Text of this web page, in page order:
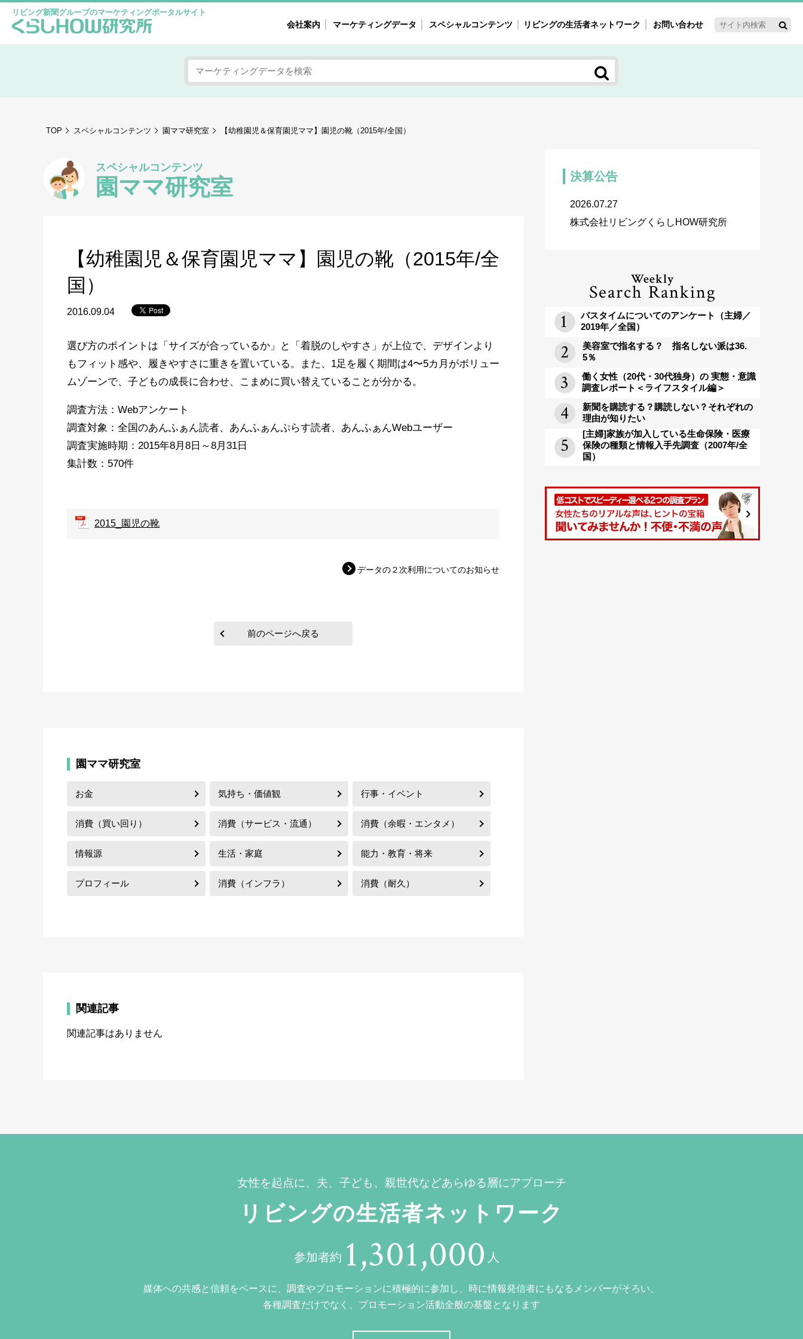
リビング新聞グループのマーケティングポータルサイト
会社案内 マーケティングデータ スペシャルコンテンツ
女性の気持ちと消費がリアルに見える
自主調査レポート
注目ターゲット・重点テーマ
40'ｓ～60'ｓマーケット研究室
リビングの生活者ネットワーク お問い合わせ
TOP スペシャルコンテンツ 園ママ研究室 【幼稚園児＆保育園児ママ】園児の靴（2015年/全国）
スペシャルコンテンツ
園ママ研究室
【幼稚園児＆保育園児ママ】園児の靴（2015年/全
国）
2016.09.04
選び方のポイントは「サイズが合っているか」と「着脱のしやすさ」が上位で、デザインより
もフィット感や、履きやすさに重きを置いている。
また、1足を履く期間は4〜5カ月がボリュー
ムゾーンで、子どもの成長に合わせ、こまめに買い替えていることが分かる。
調査方法：Webアンケート
調査対象：全国のあんふぁん読者、あんふぁんぷらす読者、あんふぁんWebユーザー
調査実施時期：2015年8月8日～8月31日
集計数：570件
2015_園児の靴
データの２次利用についてのお知らせ
前のページへ戻る
園ママ研究室
お金 気持ち・価値観 行事・イベント
消費（買い回り） 消費（サービス・流通） 消費（余暇・エンタメ）
情報源 生活・家庭 能力・教育・将来
プロフィール 消費（インフラ） 消費（耐久）
関連記事
関連記事はありません
決算公告
2026.07.27
株式会社リビングくらしHOW研究所
Weekly
Search Ranking
バスタイムについてのアンケート（主婦／
2019年／全国）
美容室で指名する？ 指名しない派は36.
5％
働く女性（20代・30代独身）の 実態・意識
調査レポート＜ライフスタイル編＞
新聞を購読する？購読しない？それぞれの
理由が知りたい
[主婦]家族が加入している生命保険・医療
保険の種類と情報入手先調査（2007年/全
国）
女性を起点に、夫、子ども、親世代などあらゆる層にアプローチ
リビングの生活者ネットワーク
参加者約 1,301,000 人
媒体への共感と信頼をベースに、調査やプロモーションに積極的に参加し、時に情報発信者にもなるメンバーがそろい、
各種調査だけでなく、プロモーション活動全般の基盤となります